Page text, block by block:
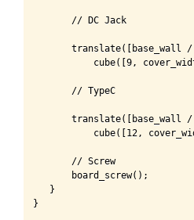
       // DC Jack
translate([base_wall
cube([9,
       // TypeC
translate([base_wall
cube([12,
       // Screw
       board_screw();
   }
}